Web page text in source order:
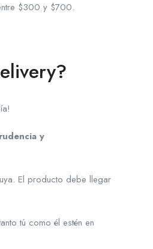
$300 y $700.
y
El producto debe llegar
tú como él estén en